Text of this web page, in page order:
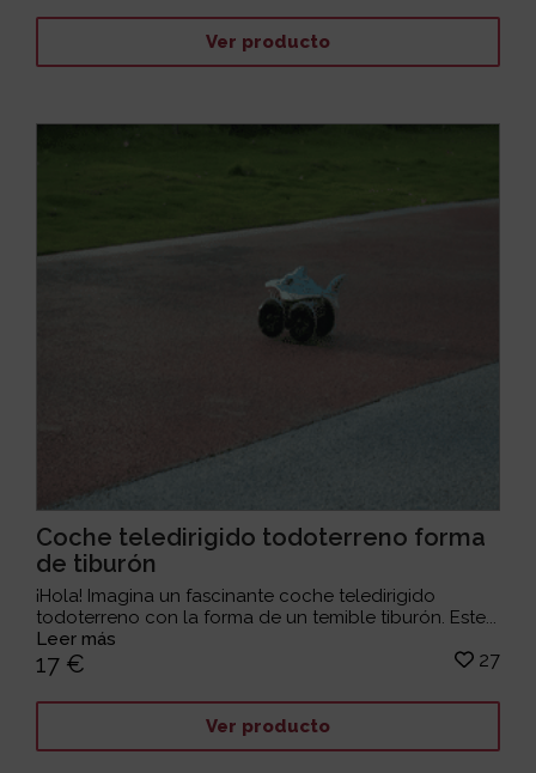
Ver producto
Coche teledirigido todoterreno forma
de tiburón
¡Hola! Imagina un fascinante coche teledirigido
todoterreno con la forma de un temible tiburón. Este...
Leer más
17 € 27
Ver producto